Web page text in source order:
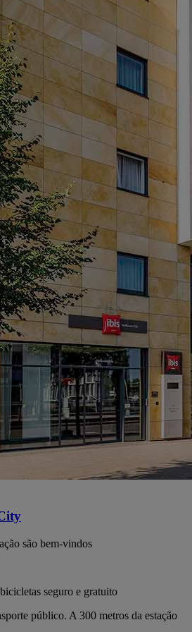
são bem-vindos
seguro e gratuito
público. A 300 metros da estação